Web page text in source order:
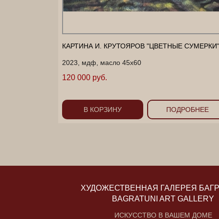
КАРТИНА И. КРУТОЯРОВ "ЦВЕТНЫЕ СУМЕРКИ"
2023, мдф, масло 45х60
120 000 руб.
В КОРЗИНУ ПОДРОБНЕЕ
ХУДОЖЕСТВЕННАЯ ГАЛЕРЕЯ
BAGRATUNI ART GALLERY
ИСКУССТВО В ВАШЕМ ДОМЕ